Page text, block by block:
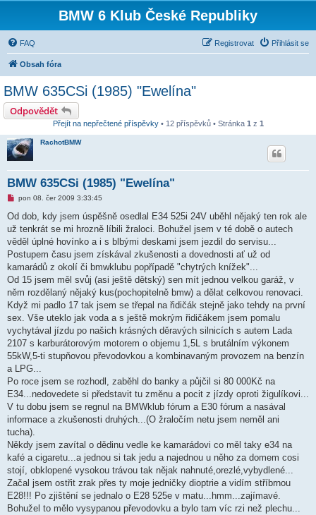
BMW 6 Klub České Republiky
FAQ Přihlásit se
Registrovat
Obsah fóra
BMW 635CSi (1985) "Ewelína"
Odpovědět
Přejít na nepřečtené příspěvky• 12 příspěvků • Stránka 1 z 1
RachotBMW
BMW 635CSi (1985) "Ewelína"
N
v
p
ř
s
p
v
e
pon 08. čer 2009 3:33:45
Od dob, kdy jsem úspěšně osedlal E34 525i 24V uběhl nějaký ten rok ale
už tenkrát se mi hrozně líbili žraloci. Bohužel jsem v té době o autech
věděl úplné hovínko a i s blbými deskami jsem jezdil do servisu...
Postupem času jsem získával zkušenosti a dovednosti ať už od
kamarádů z okolí či bmwklubu popřípadě "chytrých knížek"...
Od 15 jsem měl svůj (asi ještě dětský) sen mít jednou velkou garáž, v
něm rozdělaný nějaký kus(pochopitelně bmw) a dělat celkovou renovaci.
Když mi padlo 17 tak jsem se třepal na řidičák stejně jako tehdy na první
sex. Vše uteklo jak voda a s ještě mokrým řidičákem jsem pomalu
vychytával jízdu po našich krásných děravých silnicích s autem Lada
2107 s karburátorovým motorem o objemu 1,5L s brutálním výkonem
55kW,5-ti stupňovou převodovkou a kombinavaným provozem na benzín
a LPG...
Po roce jsem se rozhodl, zaběhl do banky a půjčil si 80 000Kč na
E34...nedovedete si představit tu změnu a pocit z jízdy oproti žigulíkovi...
V tu dobu jsem se regnul na BMWklub fórum a E30 fórum a nasával
informace a zkušenosti druhých...(O žraločím netu jsem neměl ani
tucha).
Někdy jsem zavítal o dědinu vedle ke kamarádovi co měl taky e34 na
kafé a cigaretu...a jednou si tak jedu a najednou u něho za domem cosi
stojí, obklopené vysokou trávou tak nějak nahnuté,orezlé,vybydlené...
Začal jsem ostřit zrak přes ty moje jedničky dioptrie a vidím stříbrnou
E28!!! Po zjištění se jednalo o E28 525e v matu...hmm...zajímavé.
Bohužel to mělo vysypanou převodovku a bylo tam víc rzi než plechu...